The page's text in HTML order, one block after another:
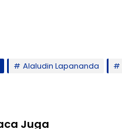
Alaludin Lapananda
Juga